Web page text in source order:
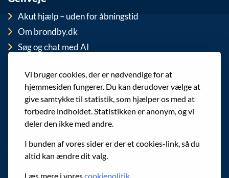
Vi bruger cookies, der er nødvendige for at
hjemmesiden fungerer. Du kan derudover vælge at
give samtykke til statistik, som hjælper os med at
forbedre indholdet. Statistikken er anonym, og vi
deler den ikke med andre.
I bunden af vores sider er der et cookies-link, så du
altid kan ændre dit valg.
Læs mere i vorescookiepolitik
Akut hjælp – uden for åbningstid
Om brondby.dk
Søg og chat med AI
EAN-numre
Cookies
Privatlivspolitik (GDPR)
Sociale medier